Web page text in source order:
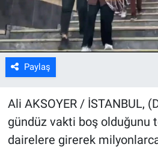
Paylaş
Ali AKSOYER / İSTANBUL,
gündüz vakti boş olduğunu
dairelere girerek milyonlarca
Bilim ve Teknoloji
Genel